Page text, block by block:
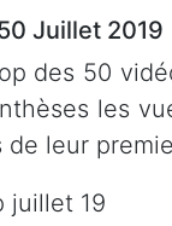
Juillet 2019
des 50
les
de leur